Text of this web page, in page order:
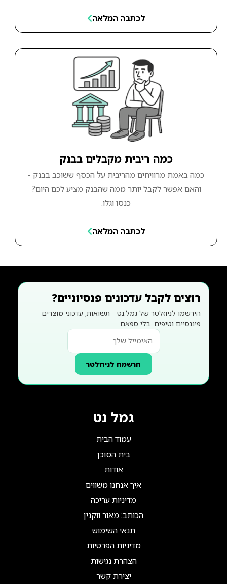
לכתבה המלאה
כמה ריבית מקבלים בבנק
כמה באמת מרוויחים מהריבית על הכסף ששוכב בבנק -
והאם אפשר לקבל יותר ממה שהבנק מציע לכם היום?
כנסו וגלו.
לכתבה המלאה
רוצים לקבל עדכונים פנסיוניים?
הירשמו לניוזלטר של גמל.נט - תשואות, עדכוני מוצרים
פיננסיים וטיפים. בלי ספאם.
הרשמה לניוזלטר
גמל נט
עמוד הבית
בית הסוכן
אודות
איך אנחנו משווים
מדיניות עריכה
הכותב: מאור ווקנין
תנאי השימוש
מדיניות הפרטיות
הצהרת נגישות
יצירת קשר